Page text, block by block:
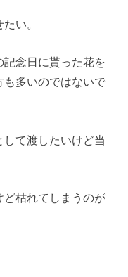
い。
念日に貰った花を
多いのではないで
て渡したいけど当
ど枯れてしまうのが